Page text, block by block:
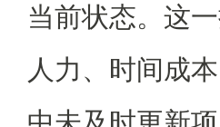
当前状态。这
人力、时间成